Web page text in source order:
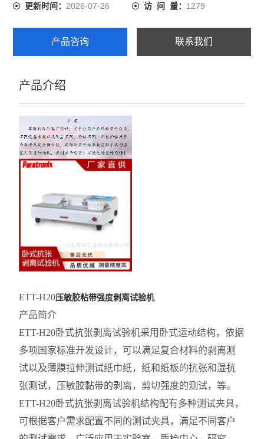
更新时间：2026-07-26 访 问 量： 1279
产品咨询 联系我们
产品介绍
ETT-H20压敏胶粘带强度剥离试验机
产品简介
ETT-H20卧式抗张剥离试验机采用卧式运动结构，依据
多项国家标准开发设计，可以满足复合材料的剥离测
试以及薄膜拉伸测试纸巾纸，纸和纸板的抗张和湿抗
张测试，压敏胶黏带的剥离，剪切强度的测试，等。
ETT-H20卧式抗张剥离试验机结构配有多种测试夹具，
可根据客户需求配置不同的测试夹具，满足不同客户